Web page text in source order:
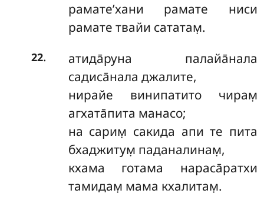
рамате’хани рамате ниси
рамате твайи сататам̣.
22.
атида̄руна палайа̄нала
садиса̄нала джалите,
нирайе винипатито чирам̣
агхата̄пита манасо;
на сарим̣ сакида апи те пита
бхаджитум̣ паданалинам̣,
кхама готама нараса̄ратхи
тамидам̣ мама кхалитам̣.